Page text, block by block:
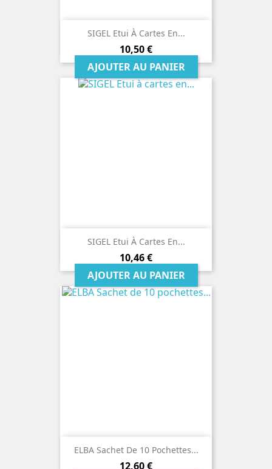
SIGEL Etui À Cartes En...
Prix
10,50 €
AJOUTER AU PANIER
SIGEL Etui À Cartes En...
Prix
10,46 €
AJOUTER AU PANIER
ELBA Sachet De 10 Pochettes...
Prix
12,60 €